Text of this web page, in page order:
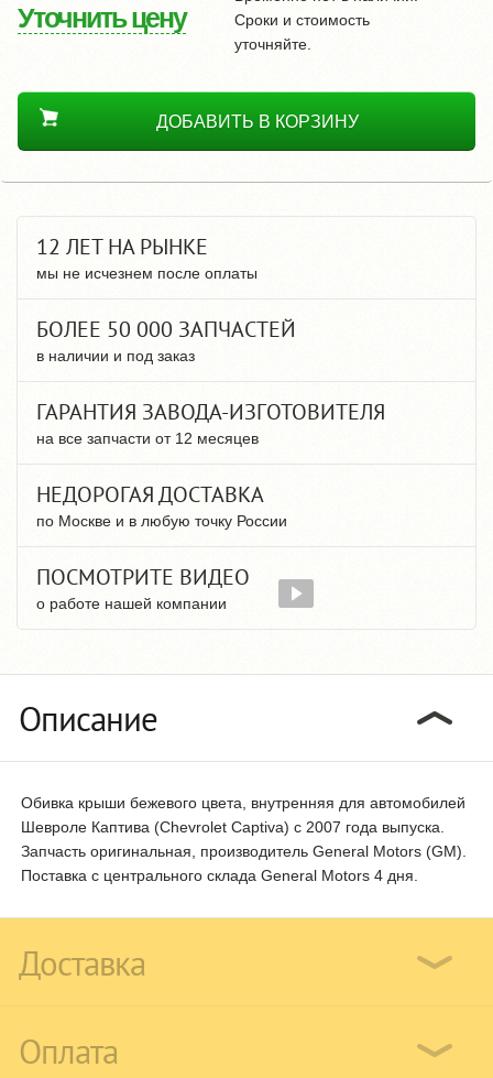
Уточнить цену
Сроки и стоимость
уточняйте.
ДОБАВИТЬ В КОРЗИНУ
12 ЛЕТ НА РЫНКЕ
мы не исчезнем после оплаты
БОЛЕЕ 50 000 ЗАПЧАСТЕЙ
в наличии и под заказ
ГАРАНТИЯ ЗАВОДА-ИЗГОТОВИТЕЛЯ
на все запчасти от 12 месяцев
НЕДОРОГАЯ ДОСТАВКА
по Москве и в любую точку России
ПОСМОТРИТЕ ВИДЕО
о работе нашей компании
Описание
Обивка крыши бежевого цвета, внутренняя для автомобилей
Шевроле Каптива (Chevrolet Captiva) с 2007 года выпуска.
Запчасть оригинальная, производитель General Motors (GM).
Поставка с центрального склада General Motors 4 дня.
Доставка
Оплата